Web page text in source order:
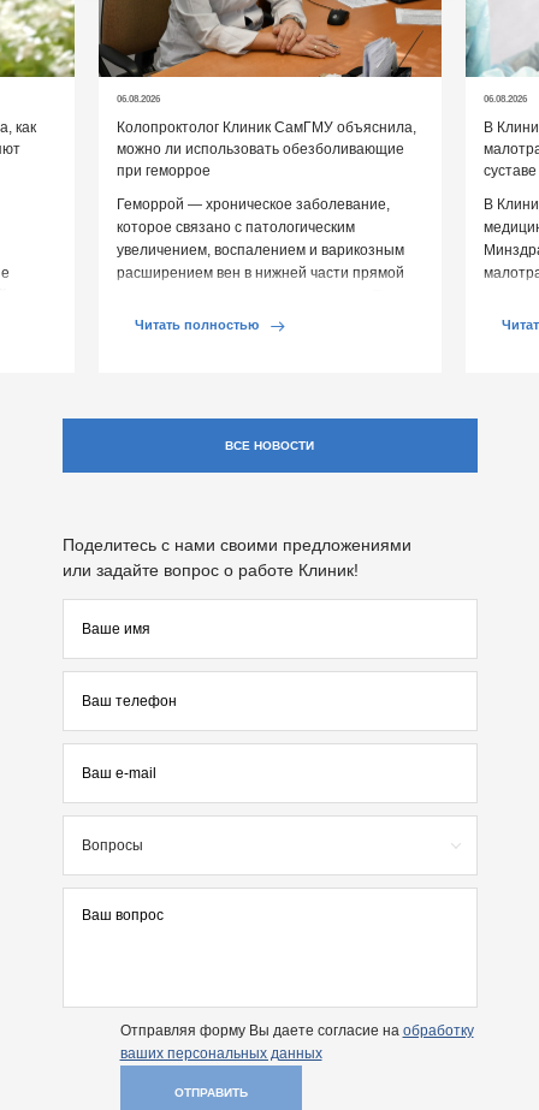
как
06.08.2026
Колопроктолог Клиник СамГМУ объяснила,
можно ли использовать обезболивающие
при геморрое
Геморрой — хроническое заболевание,
которое связано с патологическим
увеличением, воспалением и варикозным
расширением вен в нижней части прямой
обострении […]
Читать полностью
06.08.2026
В
суставе
В
ВСЕ НОВОСТИ
Поделитесь с нами своими предложениями
или задайте вопрос о работе Клиник!
Вопросы
Отправляя форму Вы даете согласие на обработку
ваших персональных данных
ОТПРАВИТЬ